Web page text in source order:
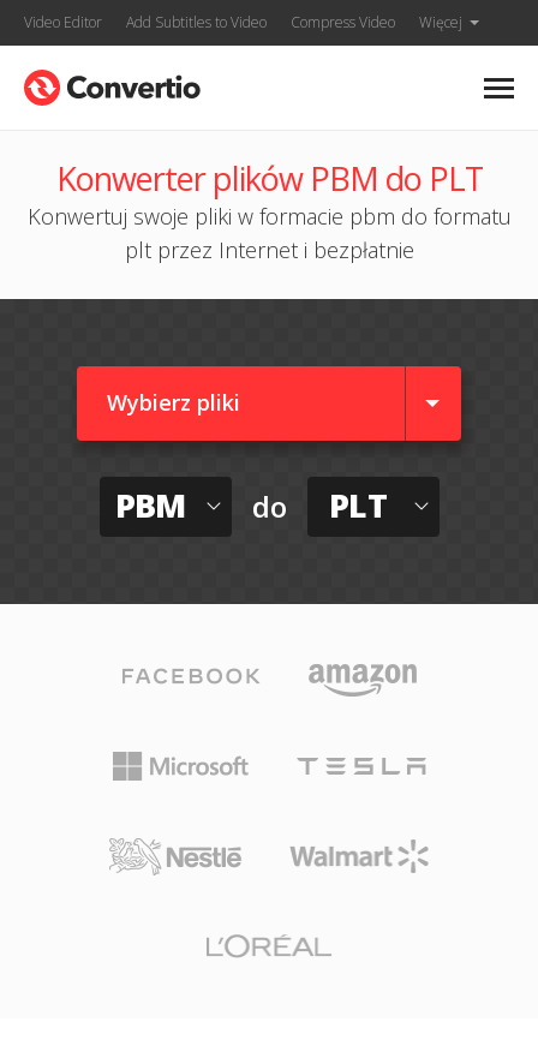
Video Editor Add Subtitles to Video Compress Video Więcej
Konwerter plików PBM do PLT
Konwertuj swoje pliki w formacie pbm do formatu
plt przez Internet i bezpłatnie
Wybierz pliki
PBM do PLT